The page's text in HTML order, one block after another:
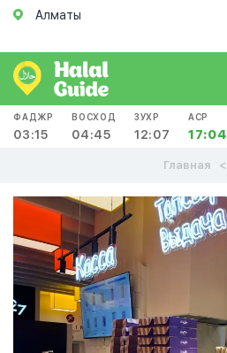
Алматы
ФАДЖР
03:15
ВОСХОД
04:45
ЗУХР
12:07
АСР
17:04
Главная